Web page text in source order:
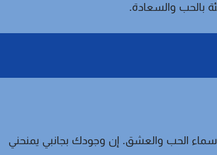
بالحب والسعادة.
سماء الحب والعشق. إن وجودك بجانبي يمنحني